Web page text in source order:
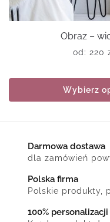
Obraz –
od: 220
Wybierz
Darmowa dostawa
dla zamówień
Polska firma
Polskie produkty,
100% personalizacji